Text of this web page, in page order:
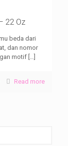
22 Oz
beda dari
dan nomor
motif […]
Read more